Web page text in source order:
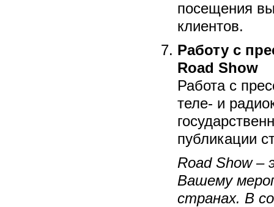
посещения
клиентов.
Работу с
Road Show
Работа с
теле- и
публикации
Road Show –
Вашему
странах. В